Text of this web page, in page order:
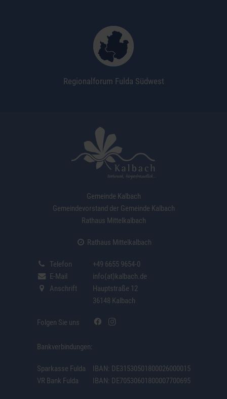
Regionalforum Fulda Südwest
Gemeinde Kalbach
Gemeindevorstand der Gemeinde Kalbach
Rathaus Mittelkalbach
Rathaus Mittelkalbach
Telefon
+49 6655 9654-0
E-Mail
info(at)kalbach.de
Anschrift
Hauptstraße 12
36148 Kalbach
Folgen Sie uns
Bankverbindungen:
Sparkasse Fulda
VR Bank Fulda
IBAN: DE31530501800026000015
IBAN: DE70530601800007700695